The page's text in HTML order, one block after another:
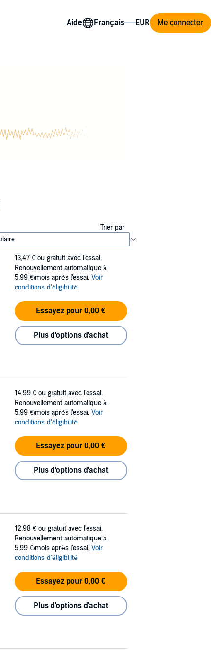
Aide Me connecter
Trier par
13,47 € ou gratuit avec l'essai.
Renouvellement automatique à
5,99 €/mois après l'essai. Voir
conditions d'éligibilité
Essayez pour 0,00 €
Plus d'options d'achat
14,99 € ou gratuit avec l'essai.
Renouvellement automatique à
5,99 €/mois après l'essai. Voir
conditions d'éligibilité
Essayez pour 0,00 €
Plus d'options d'achat
12,98 € ou gratuit avec l'essai.
Renouvellement automatique à
5,99 €/mois après l'essai. Voir
conditions d'éligibilité
Essayez pour 0,00 €
Plus d'options d'achat